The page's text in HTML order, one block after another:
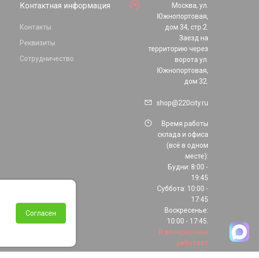
Контактная информация
Контакты
Реквизиты
Сотрудничество
Москва, ул.
Южнопортовая,
дом 34, стр.2.
Заезд на
территорию через
ворота ул.
Южнопортовая,
дом 32.
shop@220city.ru
Время работы
склада и офиса
(всё в одном
месте):
Будни: 8:00 -
19:45
Суббота: 10:00 -
17:45
Воскресенье:
10:00 - 17:45.
В воскресенье
работает
только шоурум!
Согласен